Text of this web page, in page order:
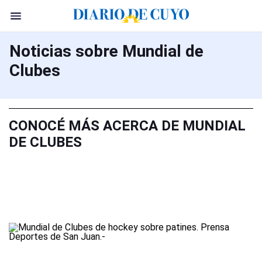
Noticias sobre Mundial de
Clubes
CONOCÉ MÁS ACERCA DE MUNDIAL
DE CLUBES